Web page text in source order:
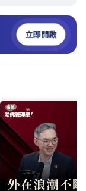
立即開啟